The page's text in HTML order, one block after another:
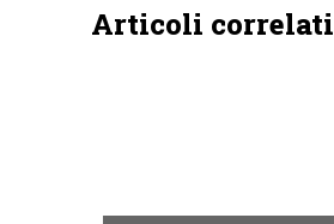
Articoli correlati